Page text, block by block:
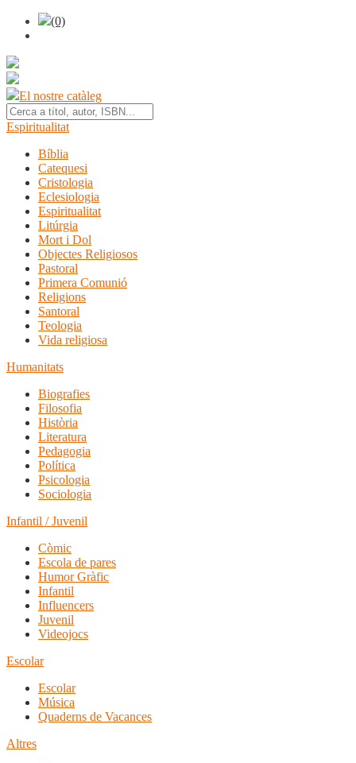
(0)
El nostre catàleg
Espiritualitat
Bíblia
Catequesi
Cristologia
Eclesiologia
Espiritualitat
Litúrgia
Mort i Dol
Objectes Religiosos
Pastoral
Primera Comunió
Religions
Santoral
Teologia
Vida religiosa
Humanitats
Biografies
Filosofia
Història
Literatura
Pedagogia
Política
Psicologia
Sociologia
Infantil / Juvenil
Còmic
Escola de pares
Humor Gràfic
Infantil
Influencers
Juvenil
Videojocs
Escolar
Escolar
Música
Quaderns de Vacances
Altres